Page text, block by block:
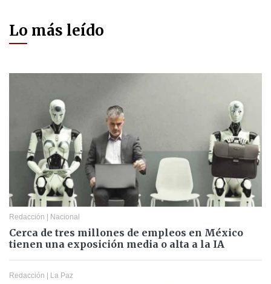
Lo más leído
Redacción | Nacional
Cerca de tres millones de empleos en México
tienen una exposición media o alta a la IA
Redacción | La Paz